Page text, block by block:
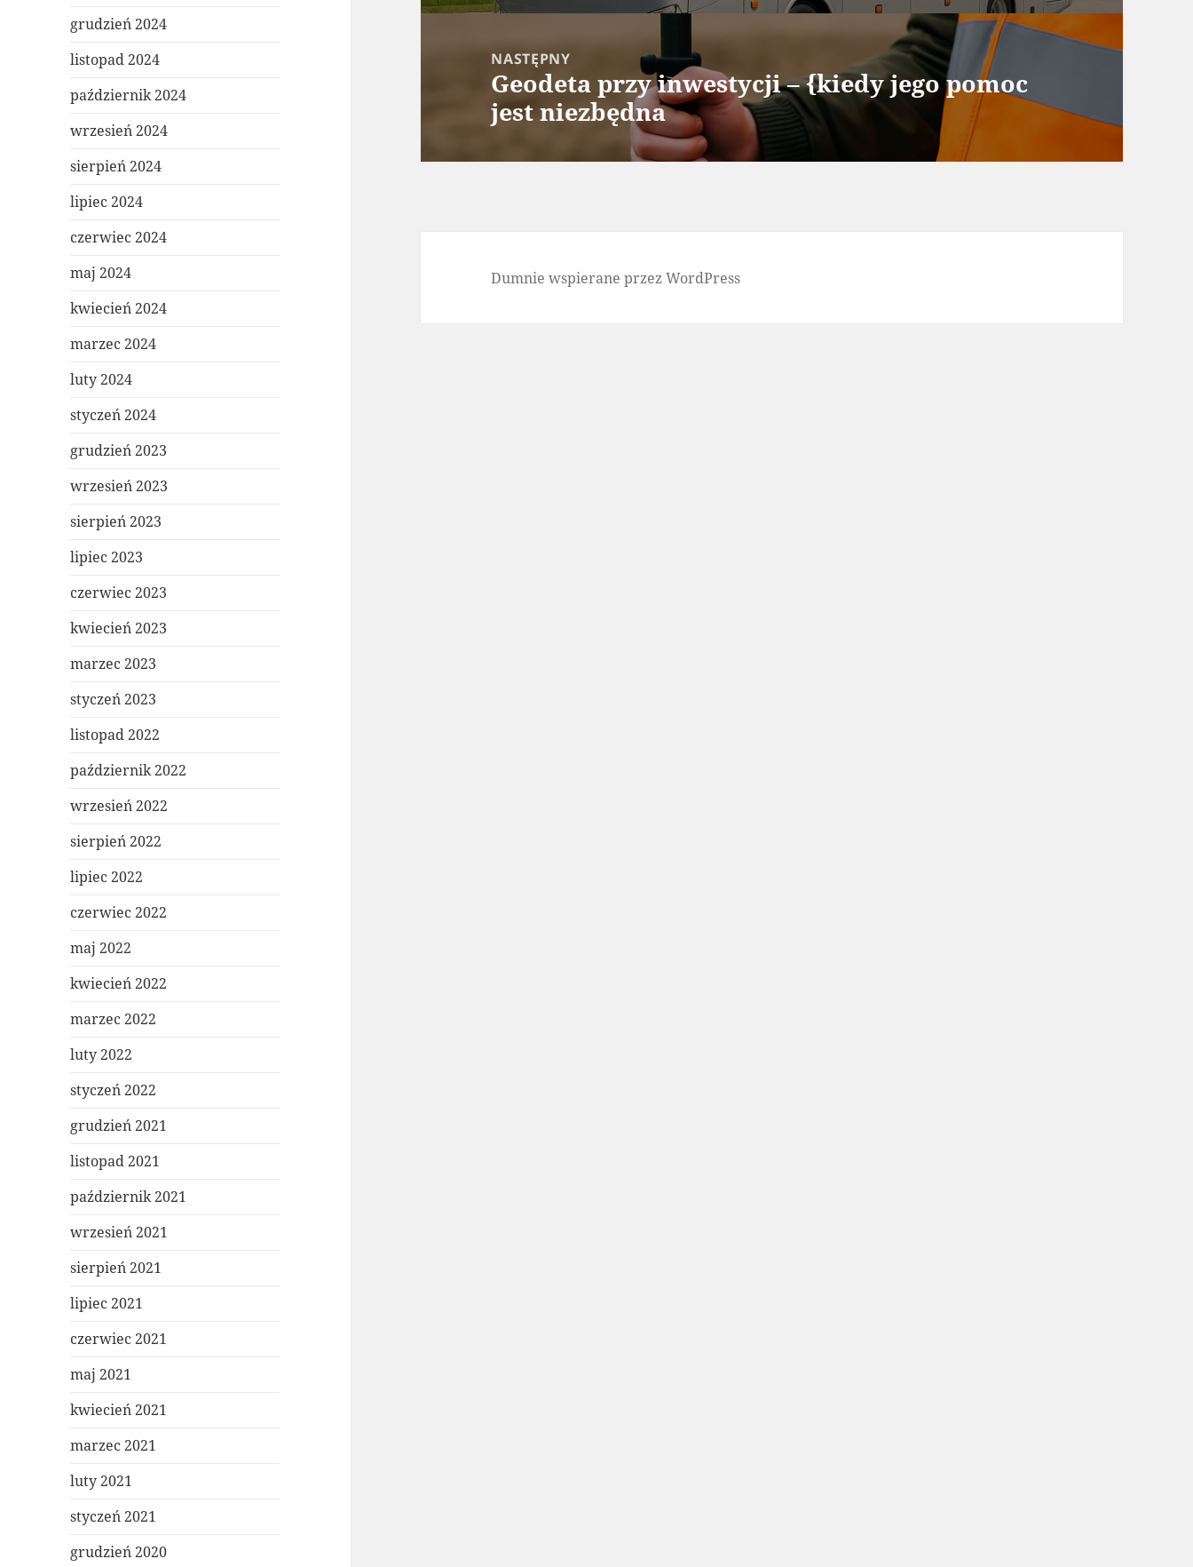
grudzień 2024
listopad 2024
październik 2024
wrzesień 2024
sierpień 2024
lipiec 2024
czerwiec 2024
maj 2024
kwiecień 2024
marzec 2024
luty 2024
styczeń 2024
grudzień 2023
wrzesień 2023
sierpień 2023
lipiec 2023
czerwiec 2023
kwiecień 2023
marzec 2023
styczeń 2023
listopad 2022
październik 2022
wrzesień 2022
sierpień 2022
lipiec 2022
czerwiec 2022
maj 2022
kwiecień 2022
marzec 2022
luty 2022
styczeń 2022
grudzień 2021
listopad 2021
październik 2021
wrzesień 2021
sierpień 2021
lipiec 2021
czerwiec 2021
maj 2021
kwiecień 2021
marzec 2021
luty 2021
styczeń 2021
grudzień 2020
NASTĘPNY
Następny
wpis:
Geodeta przy inwestycji – {kiedy jego pomoc
jest niezbędna
Dumnie wspierane przez WordPress